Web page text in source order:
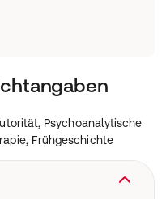
Psychoanalytische
Frühgeschichte